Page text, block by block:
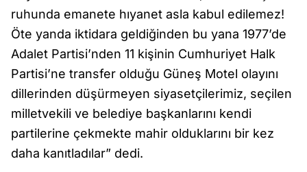
ruhunda emanete hıyanet asla kabul edilemez!
Öte yanda iktidara geldiğinden bu yana 1977’de
Adalet Partisi’nden 11 kişinin Cumhuriyet Halk
Partisi’ne transfer olduğu Güneş Motel olayını
dillerinden düşürmeyen siyasetçilerimiz, seçilen
milletvekili ve belediye başkanlarını kendi
partilerine çekmekte mahir olduklarını bir kez
daha kanıtladılar” dedi.